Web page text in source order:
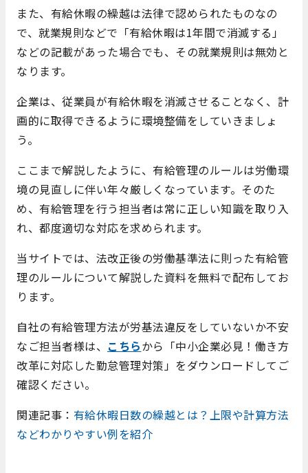
また、有給休暇の繰越は法律で認められたものなの
で、就業規則などで「有給休暇は1年間で消滅する」
などの記載があった場合でも、その就業規則は無効と
なります。
企業は、従業員が有給休暇を消滅させることなく、計
画的に取得できるように環境整備をしていきましょ
う。
ここまで解説したように、有給管理のルールは労働環
境の見直しに伴い年々厳しくなっています。そのた
め、有給管理を行う担当者は常に正しい知識を取り入
れ、都度適切な対応を求められます。
当サイトでは、法改正後の労働基準法に則った有給管
理のルールについて解説した資料を無料で配布してお
ります。
自社の有給管理方法が労基法違反をしていないか不安
なご担当者様は、 こちらから「中小企業必見！働き方
改革に対応した勤怠管理対策」をダウンロードしてご
確認ください。
関連記事： 有給休暇日数の繰越とは？上限や計算方法
などわかりやすい例を紹介